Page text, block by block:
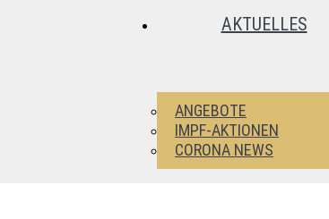
AKTUELLES
ANGEBOTE
IMPF-AKTIONEN
CORONA NEWS